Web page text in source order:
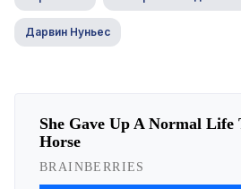
Дарвин Нуньес